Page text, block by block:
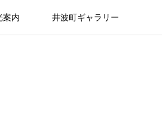
案内 井波町ギャラリー